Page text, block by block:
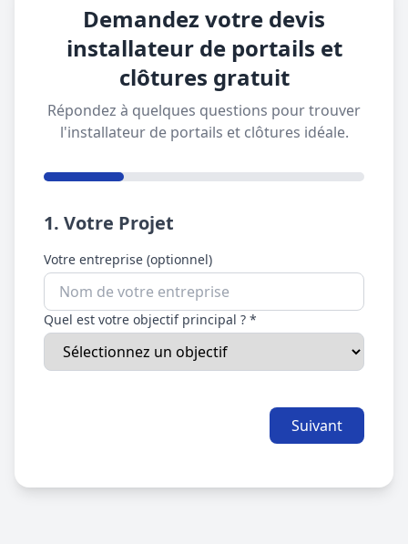
Demandez votre devis
installateur de portails et
clôtures gratuit
Répondez à quelques questions pour trouver
l'installateur de portails et clôtures idéale.
1. Votre Projet
Votre entreprise (optionnel)
Quel est votre objectif principal ? *
Suivant